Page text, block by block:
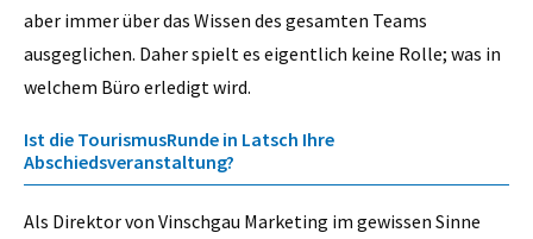
aber immer über das Wissen des gesamten Teams
ausgeglichen. Daher spielt es eigentlich keine Rolle; was in
welchem Büro erledigt wird.
Ist die TourismusRunde in Latsch Ihre
Abschiedsveranstaltung?
Als Direktor von Vinschgau Marketing im gewissen Sinne